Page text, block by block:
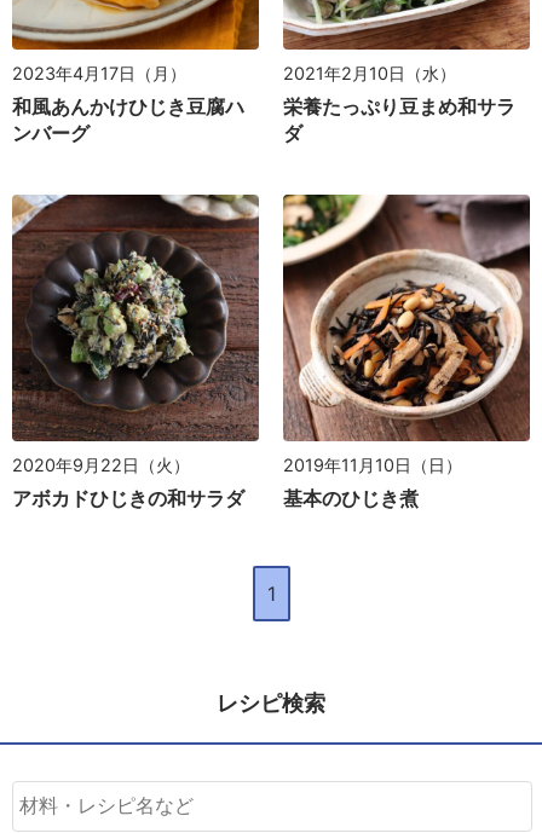
2023年4月17日（月）
和風あんかけひじき豆腐ハ
ンバーグ
2021年2月10日（水）
栄養たっぷり豆まめ和サラ
ダ
2020年9月22日（火）
アボカドひじきの和サラダ
2019年11月10日（日）
基本のひじき煮
1
レシピ検索